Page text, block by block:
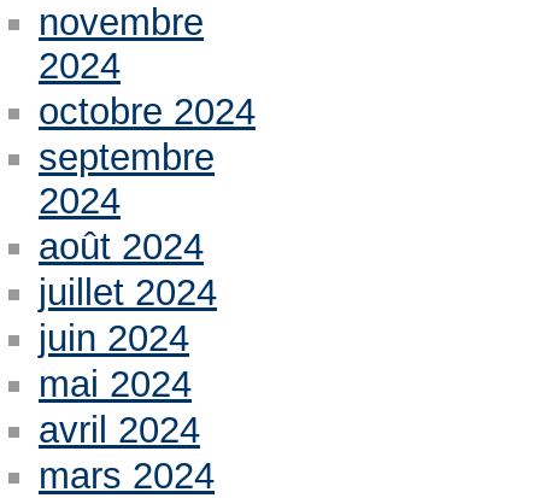
novembre
2024
octobre 2024
septembre
2024
août 2024
juillet 2024
juin 2024
mai 2024
avril 2024
mars 2024